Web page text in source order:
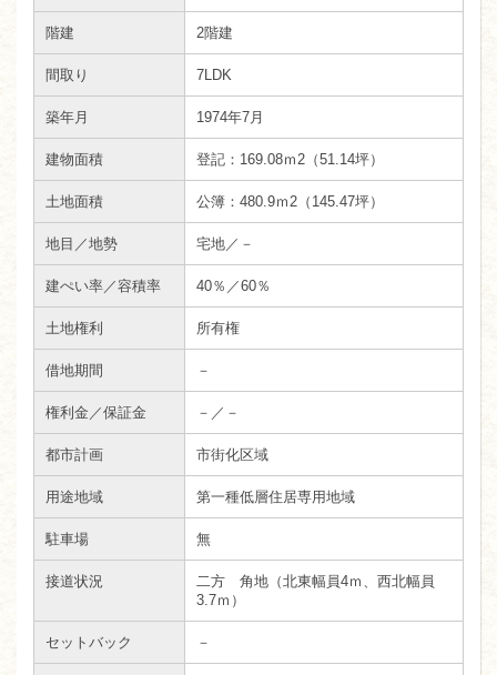
階建 2階建
間取り 7LDK
築年月 1974年7月
建物面積 登記：169.08ｍ2（51.14坪）
土地面積 公簿：480.9ｍ2 （145.47坪）
地目／地勢 宅地／－
建ぺい率／容積率 40％／60％
土地権利 所有権
借地期間 －
権利金／保証金 －／－
都市計画 市街化区域
用途地域 第一種低層住居専用地域
駐車場 無
接道状況
二方 角地（北東幅員4ｍ、西北幅員
3.7ｍ）
セットバック －